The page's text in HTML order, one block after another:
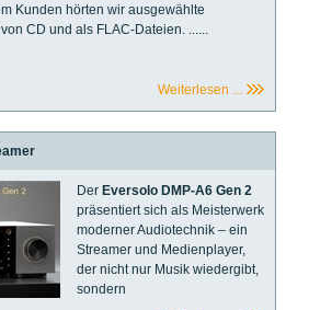
Kunden hörten wir ausgewählte
CD und als FLAC-Dateien. ......
Weiterlesen ...
Der Eversolo DMP-A6 Gen 2
präsentiert sich als Meisterwerk
moderner Audiotechnik – ein
Streamer und Medienplayer,
der nicht nur Musik wiedergibt,
sondern